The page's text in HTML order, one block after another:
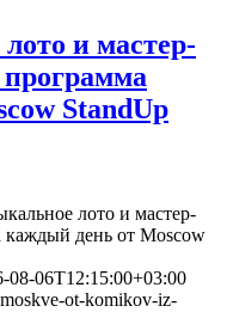
и мастер-
StandUp
лото и мастер-
день от Moscow
08-06T12:15:00+03:00
ot-komikov-iz-